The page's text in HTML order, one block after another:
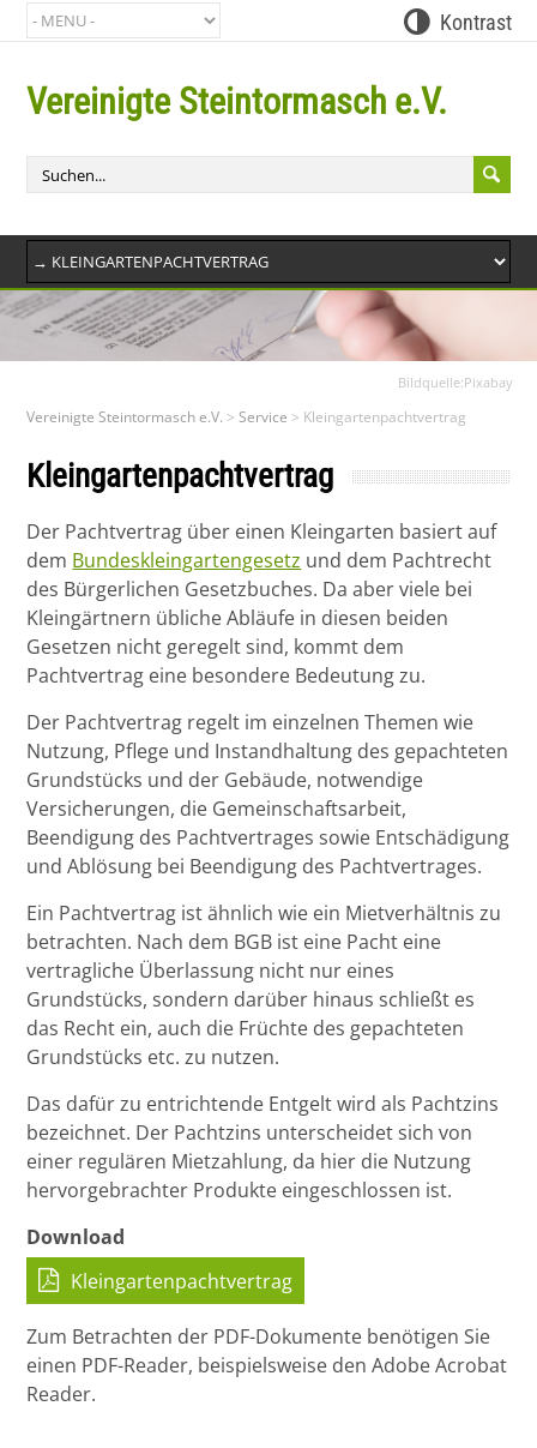
Kontrast
Vereinigte Steintormasch e.V.
Bildquelle:Pixabay
Vereinigte Steintormasch e.V. >Service > Kleingartenpachtvertrag
Kleingartenpachtvertrag
Der Pachtvertrag über einen Kleingarten basiert auf
dem Bundeskleingartengesetz und dem Pachtrecht
des Bürgerlichen Gesetzbuches. Da aber viele bei
Kleingärtnern übliche Abläufe in diesen beiden
Gesetzen nicht geregelt sind, kommt dem
Pachtvertrag eine besondere Bedeutung zu.
Der Pachtvertrag regelt im einzelnen Themen wie
Nutzung, Pflege und Instandhaltung des gepachteten
Grundstücks und der Gebäude, notwendige
Versicherungen, die Gemeinschaftsarbeit,
Beendigung des Pachtvertrages sowie Entschädigung
und Ablösung bei Beendigung des Pachtvertrages.
Ein Pachtvertrag ist ähnlich wie ein Mietverhältnis zu
betrachten. Nach dem BGB ist eine Pacht eine
vertragliche Überlassung nicht nur eines
Grundstücks, sondern darüber hinaus schließt es
das Recht ein, auch die Früchte des gepachteten
Grundstücks etc. zu nutzen.
Das dafür zu entrichtende Entgelt wird als Pachtzins
bezeichnet. Der Pachtzins unterscheidet sich von
einer regulären Mietzahlung, da hier die Nutzung
hervorgebrachter Produkte eingeschlossen ist.
Download
Kleingartenpachtvertrag
Zum Betrachten der PDF-Dokumente benötigen Sie
einen PDF-Reader, beispielsweise den Adobe Acrobat
Reader.